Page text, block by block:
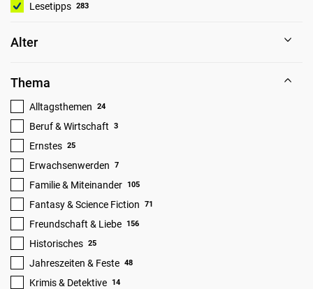
Lesetipps 283
Alter
Thema
Alltagsthemen 24
Beruf & Wirtschaft 3
Ernstes 25
Erwachsenwerden 7
Familie & Miteinander 105
Fantasy & Science Fiction 71
Freundschaft & Liebe 156
Historisches 25
Jahreszeiten & Feste 48
Krimis & Detektive 14